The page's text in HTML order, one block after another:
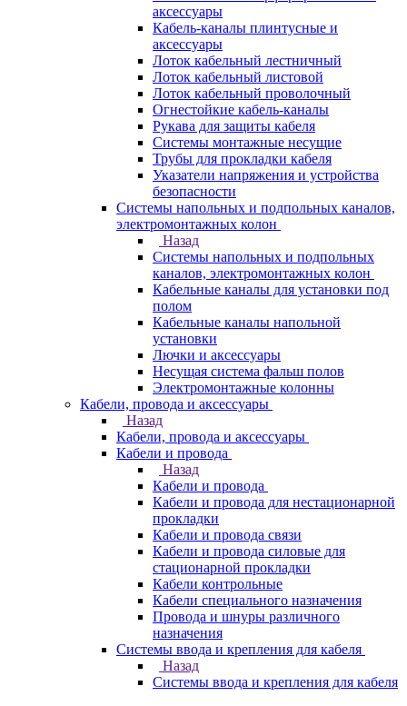
аксессуары
Кабель-каналы плинтусные и
аксессуары
Лоток кабельный лестничный
Лоток кабельный листовой
Лоток кабельный проволочный
Огнестойкие кабель-каналы
Рукава для защиты кабеля
Системы монтажные несущие
Трубы для прокладки кабеля
Указатели напряжения и устройства
безопасности
Системы напольных и подпольных каналов,
электромонтажных колон
Назад
Системы напольных и подпольных
каналов, электромонтажных колон
Кабельные каналы для установки под
полом
Кабельные каналы напольной
установки
Лючки и аксессуары
Несущая система фальш полов
Электромонтажные колонны
Кабели, провода и аксессуары
Назад
Кабели, провода и аксессуары
Кабели и провода
Назад
Кабели и провода
Кабели и провода для нестационарной
прокладки
Кабели и провода связи
Кабели и провода силовые для
стационарной прокладки
Кабели контрольные
Кабели специального назначения
Провода и шнуры различного
назначения
Системы ввода и крепления для кабеля
Назад
Системы ввода и крепления для кабеля